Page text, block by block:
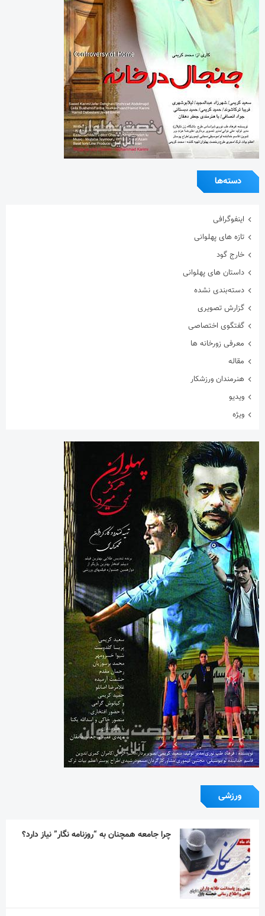
دسته‌ها
اینفوگرافی
تازه های پهلوانی
خارج گود
داستان های پهلوانی
دسته‌بندی نشده
گزارش تصویری
گفتگوی اختصاصی
معرفی زورخانه ها
هنرمندان ورزشکار
ویدیو
ویژه
ورزشی
چرا جامعه همچنان به “روزنامه نگار” نیاز دارد؟
تیم ملی ورزش زورخانه‌ای به قرقیزستان می رود